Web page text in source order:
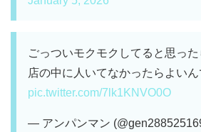
ごっついモクモクしてると思っ
店の中に人いてなかったらよいん
pic.twitter.com/7lk1KNVO0O
— アンパンマン